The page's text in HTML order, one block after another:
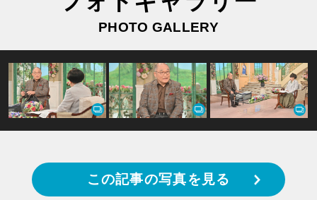
PHOTO GALLERY
この記事の写真を見る